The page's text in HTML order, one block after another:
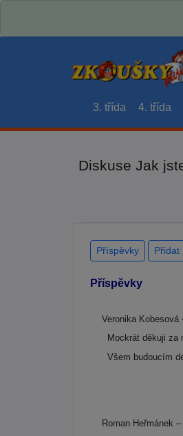
3. třída 4. třída
Diskuse Jak
Příspěvky Přidat
Příspěvky
Veronika Kobesová
Mockrát děkuji za
Všem budoucím
Roman Heřmánek